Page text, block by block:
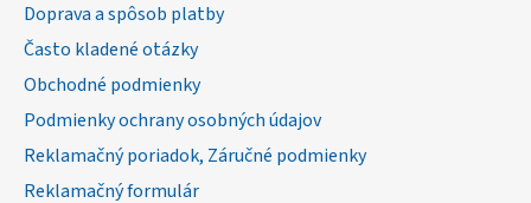
Doprava a spôsob platby
Často kladené otázky
Obchodné podmienky
Podmienky ochrany osobných údajov
Reklamačný poriadok, Záručné podmienky
Reklamačný formulár